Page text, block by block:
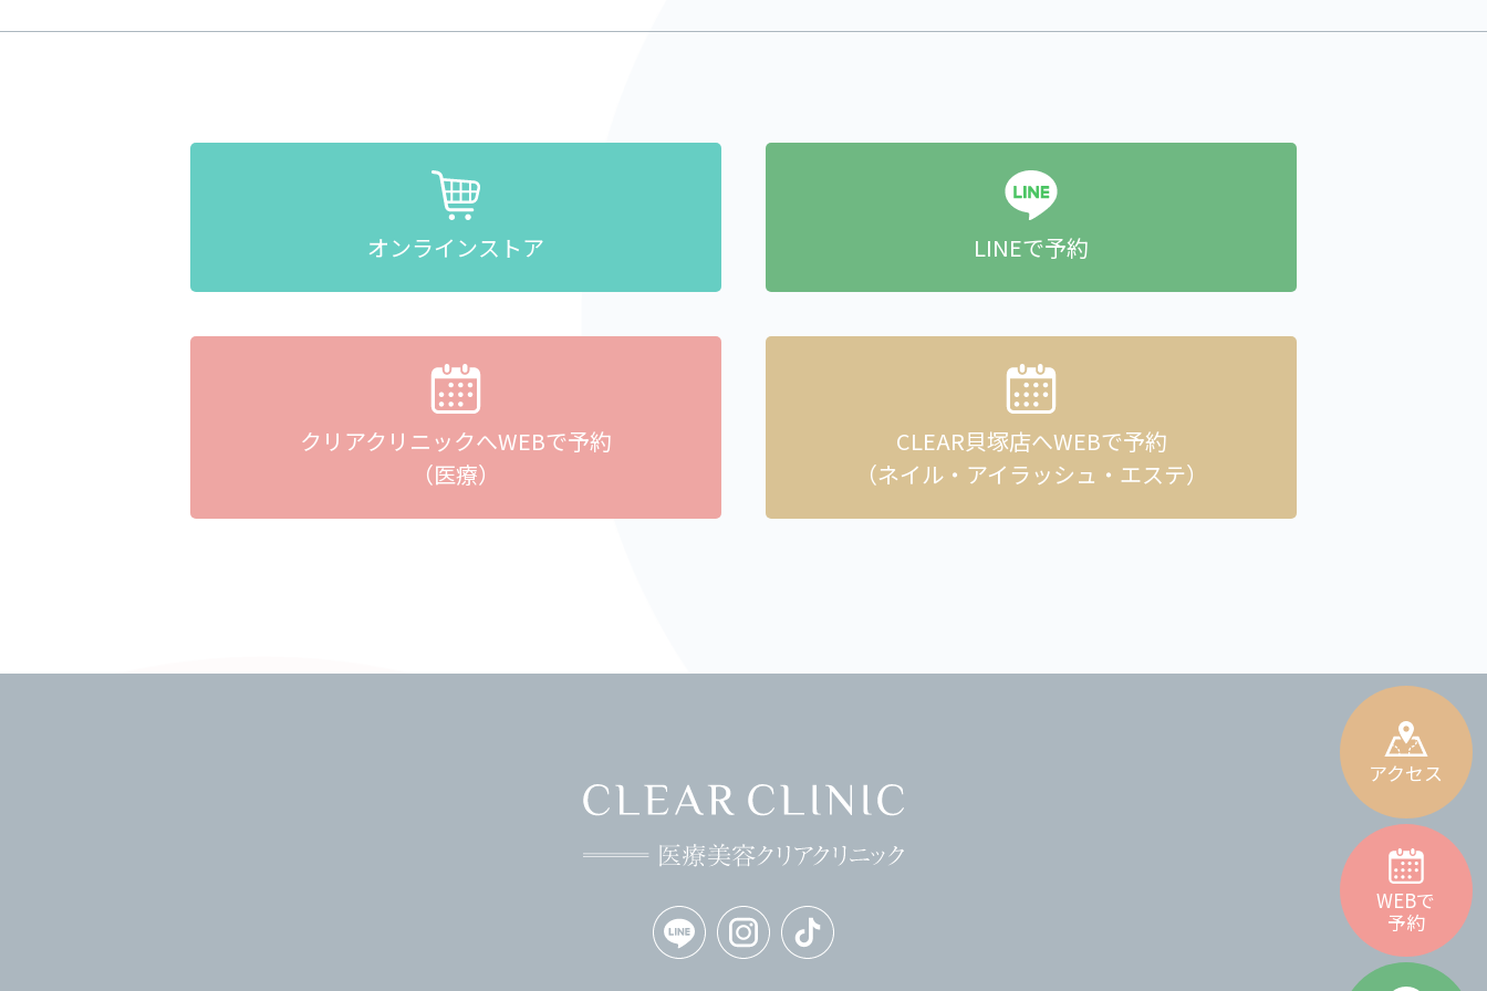
アクセス
WEBで
予約
オンラインストア LINEで予約
クリアクリニックへWEBで予約
（医療）
CLEAR貝塚店へWEBで予約
（ネイル・アイラッシュ・エステ）